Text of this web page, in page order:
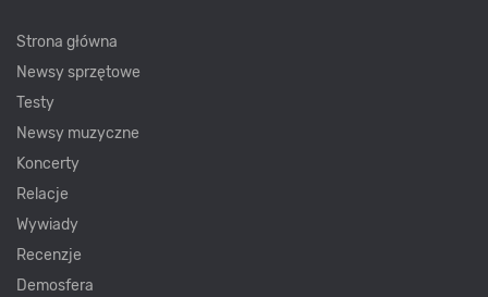
Strona główna
Newsy sprzętowe
Testy
Newsy muzyczne
Koncerty
Relacje
Wywiady
Recenzje
Demosfera